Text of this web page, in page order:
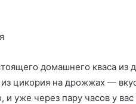
домашнего кваса из
из цикория на дрожжах —
и уже через пару часов у
жарить
картошку
полагаться на
способ жарить